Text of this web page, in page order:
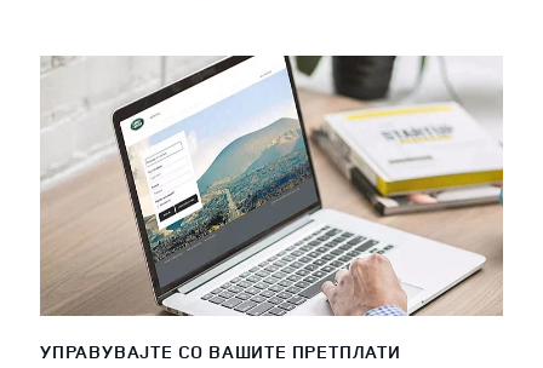
УПРАВУВАЈТЕ СО ВАШИТЕ ПРЕТПЛАТИ